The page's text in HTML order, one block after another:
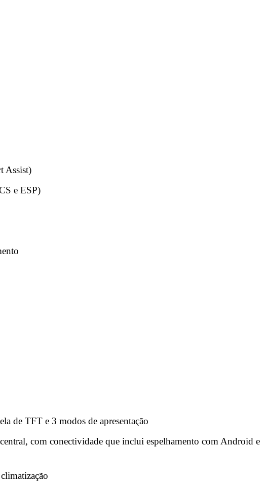
Assist)
e ESP)
de TFT e 3 modos de apresentação
com conectividade que inclui espelhamento com Android e